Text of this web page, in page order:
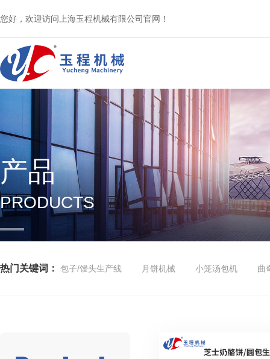
您好，欢迎访问上海玉程机械有限公司官网！
产品
PRODUCTS
热门关键词： 包子/馒头生产线 月饼机械 小笼汤包机 曲